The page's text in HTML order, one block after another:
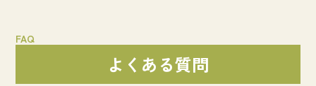
FAQ
よくある質問